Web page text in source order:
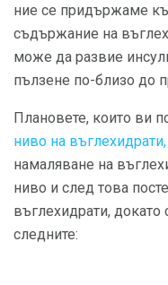
ние се придържаме
съдържание на
може да развие
пълзене по-близо до
Плановете, които ви
ниво на въглехидрати,
намаляване на
ниво и след това
въглехидрати, докато
следните: